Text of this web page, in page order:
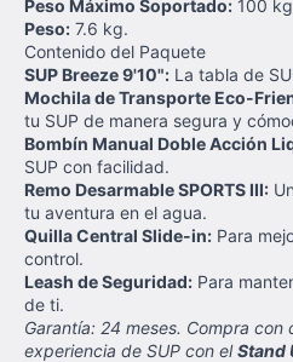
Peso Máximo Soportado: 100
Peso: 7.6 kg.
Contenido del Paquete
SUP Breeze 9'10": La tabla de
Mochila de Transporte Eco-
tu SUP de manera segura y
Bombín Manual Doble Acción
SUP con facilidad.
Remo Desarmable SPORTS III:
tu aventura en el agua.
Quilla Central Slide-in: Para
control.
Leash de Seguridad: Para
de ti.
Garantía: 24 meses. Compra
experiencia de SUP con elStand